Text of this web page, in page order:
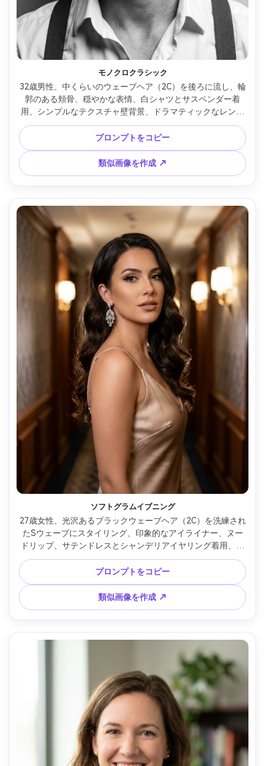
モノクロクラシック
32歳男性、中くらいのウェーブヘア（2C）を後ろに流し、輪
郭のある頬骨、穏やかな表情、白シャツとサスペンダー着
用、シンプルなテクスチャ壁背景、ドラマティックなレンブ
ラントライトと強いキー、やわらかいフィル、Leica SL2・
90mm f/2、シャープなマイクロコントラスト、タイトなクロ
ップ、やや傾き、雰囲気：タイムレスで厳格、リアルな毛
穴、鮮明な髪ディテール、豊かなトーン幅、高解像度 --ar
4:5
プロンプトをコピー
類似画像を作成 ↗
ソフトグラムイブニング
27歳女性、光沢あるブラックウェーブヘア（2C）を洗練され
たSウェーブにスタイリング、印象的なアイライナー、ヌー
ドリップ、サテンドレスとシャンデリアイヤリング着用、高
級ホテルの廊下・暖かなブラケットライト、やわらかいキー
と穏やかリムライト、コントロールされたハイライト、
Nikon D850・85mm f/1.4、滑らかなボケ、胸元までのフレ
ーミング、やや3/4回転、雰囲気：エレガントで自信、リア
ルな肌、精密な髪の輝き、高解像度、シャープなフォーカス
--ar 4:5
プロンプトをコピー
類似画像を作成 ↗